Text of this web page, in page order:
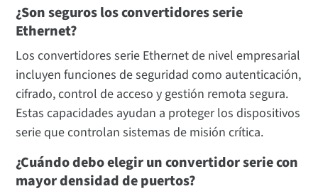
¿Son seguros los convertidores serie
Ethernet?
Los convertidores serie Ethernet de nivel empresarial
incluyen funciones de seguridad como autenticación,
cifrado, control de acceso y gestión remota segura.
Estas capacidades ayudan a proteger los dispositivos
serie que controlan sistemas de misión crítica.
¿Cuándo debo elegir un convertidor serie con
mayor densidad de puertos?